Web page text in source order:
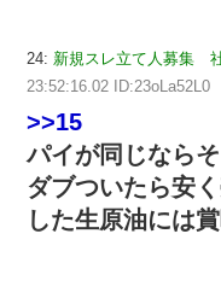
24: 新規スレ立て人募集
23:52:16.02 ID:23oLa52L0
>>15
パイが同じなら
ダブついたら安
した生原油には